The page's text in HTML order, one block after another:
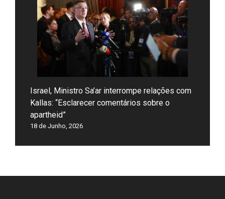
Israel, Ministro Sa’ar interrompe relações com
Kallas: “Esclarecer comentários sobre o
apartheid”
18 de Junho, 2026